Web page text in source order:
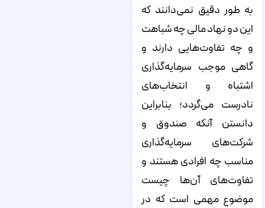
به طور دقیق نمی‌دانند که
این دو نهاد مالی چه شباهت
و چه تفاوت‌هایی دارند و
گاهی موجب سرمایه‌گذاری
اشتباه و انتخاب‌های
نادرست می‌گردد؛ بنابراین
دانستن آنکه صندوق و
شرکت‌های سرمایه‌گذاری
مناسب چه افرادی هستند و
تفاوت‌های آن‌ها چیست
موضوع مهمی است که در